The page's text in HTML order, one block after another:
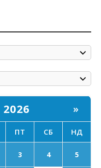
»
ПТ СБ НД
3 4 5